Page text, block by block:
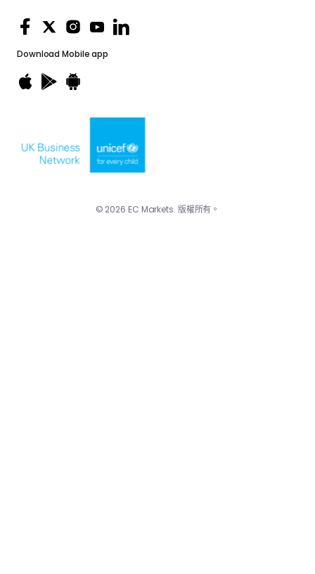
Download Mobile app
© 2026 EC Markets. 版權所有。